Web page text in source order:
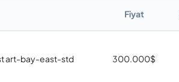
Fiyat
art-bay-east-std 300.000$